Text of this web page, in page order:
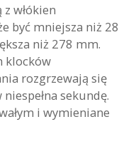
włókien
być mniejsza niż 28
niż 278 mm.
klocków
rozgrzewają się
sekundę.
i wymieniane